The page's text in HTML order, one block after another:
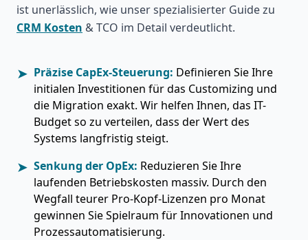
ist unerlässlich, wie unser spezialisierter Guide zu
CRM Kosten & TCO im Detail verdeutlicht.
➤ Präzise CapEx-Steuerung: Definieren Sie Ihre
initialen Investitionen für das Customizing und
die Migration exakt. Wir helfen Ihnen, das IT-
Budget so zu verteilen, dass der Wert des
Systems langfristig steigt.
➤ Senkung der OpEx: Reduzieren Sie Ihre
laufenden Betriebskosten massiv. Durch den
Wegfall teurer Pro-Kopf-Lizenzen pro Monat
gewinnen Sie Spielraum für Innovationen und
Prozessautomatisierung.